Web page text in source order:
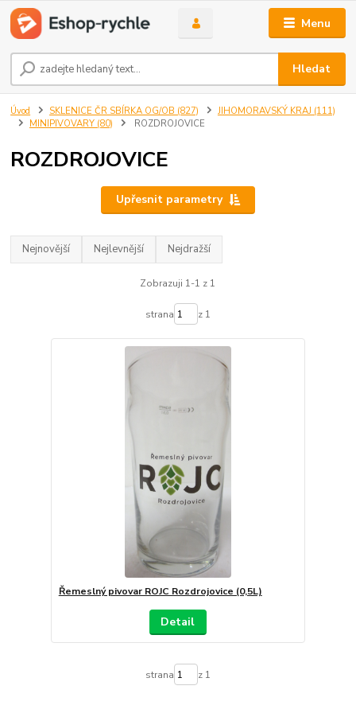
Menu
Hledat
Úvod SKLENICE ČR SBÍRKA OG/OB (827)
JIHOMORAVSKÝ KRAJ (111)
MINIPIVOVARY (80)
ROZDROJOVICE
ROZDROJOVICE
Upřesnit parametry
Nejnovější Nejlevnější Nejdražší
Zobrazuji 1-1 z 1
strana z 1
Řemeslný pivovar ROJC Rozdrojovice (0,5L)
Detail
strana z 1